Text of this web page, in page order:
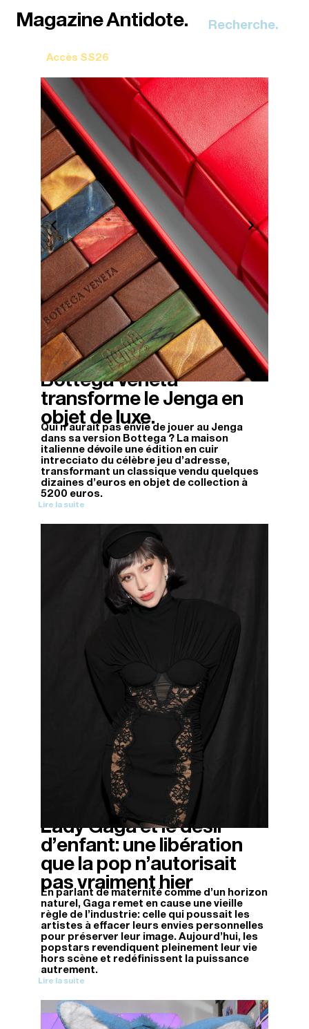
Recherche.
14/11/2025
Bottega Veneta
transforme le Jenga en
objet de luxe.
Qui n'aurait pas envie de jouer au Jenga
dans sa version Bottega ? La maison
italienne dévoile une édition en cuir
intrecciato du célèbre jeu d'adresse,
transformant un classique vendu quelques
dizaines d'euros en objet de collection à
5200 euros.
Lire la suite
Lady Gaga et le désir
d’enfant: une libération
que la pop n’autorisait
pas vraiment hier
En parlant de maternité comme d'un horizon
naturel, Gaga remet en cause une vieille
règle de l'industrie: celle qui poussait les
artistes à effacer leurs envies personnelles
pour préserver leur image. Aujourd'hui, les
popstars revendiquent pleinement leur vie
hors scène et redéfinissent la puissance
autrement.
Lire la suite